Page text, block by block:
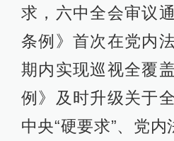
求，六中全会审议
条例》首次在党内
期内实现巡视全覆
例》及时升级关于
中央“硬要求”、党内